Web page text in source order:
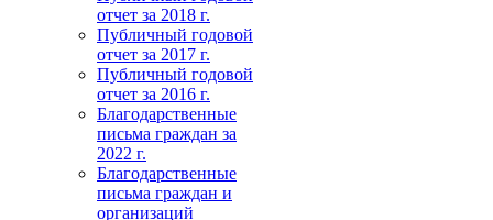
отчет за 2018 г.
Публичный годовой
отчет за 2017 г.
Публичный годовой
отчет за 2016 г.
Благодарственные
письма граждан за
2022 г.
Благодарственные
письма граждан и
организаций